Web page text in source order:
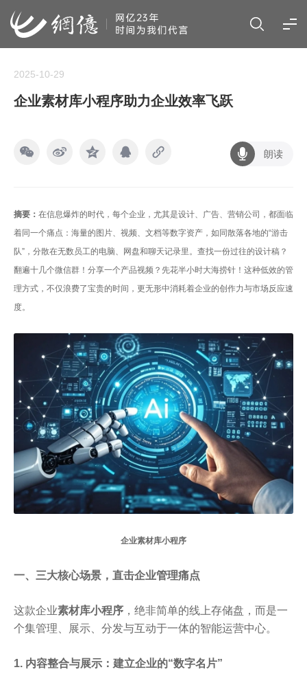
2025-10-29
企业素材库小程序助力企业效率飞跃
朗读
摘要： 在信息爆炸的时代，每个企业，尤其是设计、广告、营销公司，都面临
着同一个痛点：海量的图片、视频、文档等数字资产，如同散落各地的“游击
队”，分散在无数员工的电脑、网盘和聊天记录里。查找一份过往的设计稿？
翻遍十几个微信群！分享一个产品视频？先花半小时大海捞针！这种低效的管
理方式，不仅浪费了宝贵的时间，更无形中消耗着企业的创作力与市场反应速
度。
企业素材库小程序
一、三大核心场景，直击企业管理痛点
这款企业素材库小程序 ，绝非简单的线上存储盘，而是一
个集管理、展示、分发与互动于一体的智能运营中心。
1. 内容整合与展示：建立企业的“数字名片”